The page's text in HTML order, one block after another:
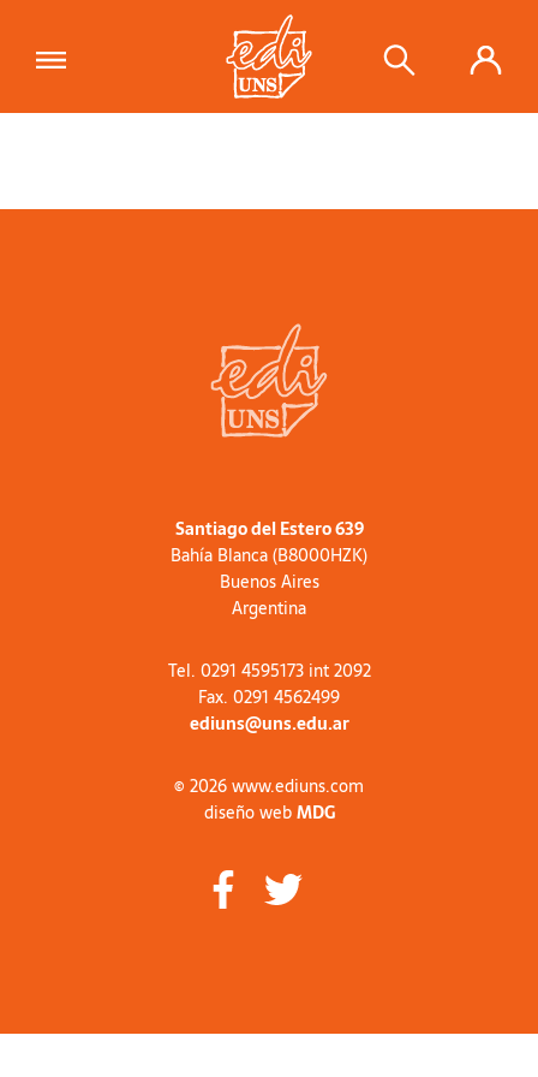
Santiago del Estero 639
Bahía Blanca (B8000HZK)
Buenos Aires
Argentina
Tel. 0291 4595173 int 2092
Fax. 0291 4562499
ediuns@uns.edu.ar
© 2026 www.ediuns.com
diseño webMDG